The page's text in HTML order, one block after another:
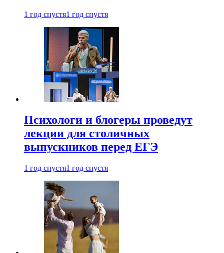
1 год спустя1 год спустя
Психологи и блогеры проведут
лекции для столичных
выпускников перед ЕГЭ
1 год спустя1 год спустя